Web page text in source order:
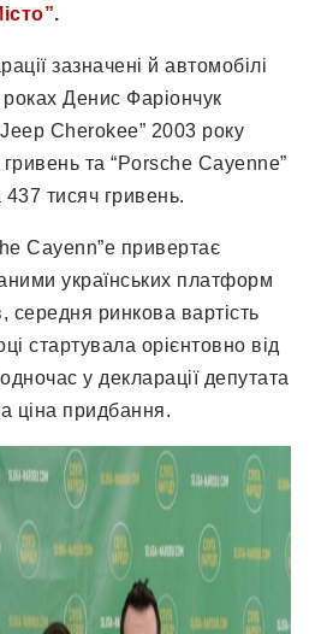
.
зазначені й автомобілі
Денис Фаріончук
Cherokee” 2003 року
та “Porsche Cayenne”
тисяч гривень.
Cayenn”e привертає
українських платформ
середня ринкова вартість
стартувала орієнтовно від
у декларації депутата
ціна придбання.